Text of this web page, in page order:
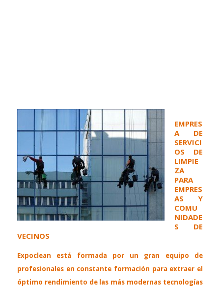
EMPRES
A DE
SERVICI
OS DE
LIMPIE
ZA
PARA
EMPRES
AS Y
COMU
NIDADE
S DE
VECINOS
Expoclean está formada por un gran equipo de
profesionales en constante formación para extraer el
óptimo rendimiento de las más modernas tecnologías